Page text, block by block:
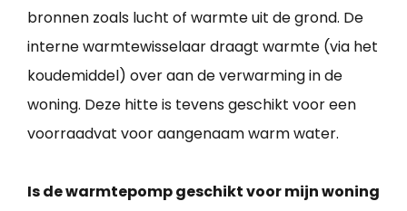
bronnen zoals lucht of warmte uit de grond. De
interne warmtewisselaar draagt warmte (via het
koudemiddel) over aan de verwarming in de
woning. Deze hitte is tevens geschikt voor een
voorraadvat voor aangenaam warm water.
Is de warmtepomp geschikt voor mijn woning